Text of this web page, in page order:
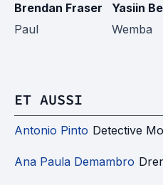
Brendan Fraser
Paul
Yasiin
Wemba
ET AUSSI
Antonio Pinto Detective
Ana Paula Demambro